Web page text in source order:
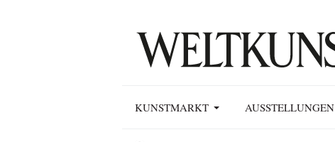
KUNSTMARKT AUSSTELLUNGEN